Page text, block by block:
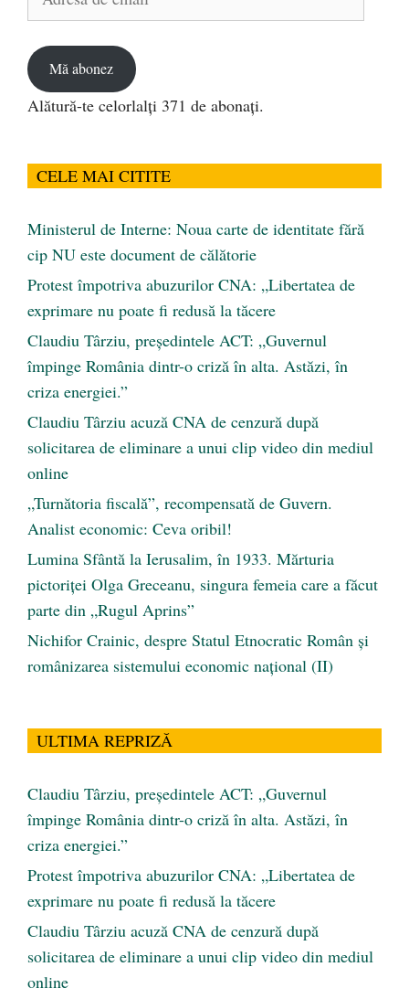
Mă abonez
Alătură-te celorlalți 371 de abonați.
CELE MAI CITITE
Ministerul de Interne: Noua carte de identitate fără
cip NU este document de călătorie
Protest împotriva abuzurilor CNA: „Libertatea de
exprimare nu poate fi redusă la tăcere
Claudiu Târziu, președintele ACT: „Guvernul
împinge România dintr-o criză în alta. Astăzi, în
criza energiei.”
Claudiu Târziu acuză CNA de cenzură după
solicitarea de eliminare a unui clip video din mediul
online
„Turnătoria fiscală”, recompensată de Guvern.
Analist economic: Ceva oribil!
Lumina Sfântă la Ierusalim, în 1933. Mărturia
pictoriței Olga Greceanu, singura femeia care a făcut
parte din „Rugul Aprins”
Nichifor Crainic, despre Statul Etnocratic Român şi
românizarea sistemului economic naţional (II)
ULTIMA REPRIZĂ
Claudiu Târziu, președintele ACT: „Guvernul
împinge România dintr-o criză în alta. Astăzi, în
criza energiei.”
Protest împotriva abuzurilor CNA: „Libertatea de
exprimare nu poate fi redusă la tăcere
Claudiu Târziu acuză CNA de cenzură după
solicitarea de eliminare a unui clip video din mediul
online